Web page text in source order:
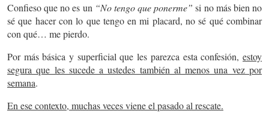
Confieso que no es un “No tengo que ponerme” si no más bien no
sé que hacer con lo que tengo en mi placard, no sé qué combinar
con qué… me pierdo.
Por más básica y superficial que les parezca esta confesión, estoy
segura que les sucede a ustedes también al menos una vez por
semana.
En ese contexto, muchas veces viene el pasado al rescate.